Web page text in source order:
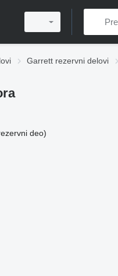
Garrett rezervni delovi
deo)